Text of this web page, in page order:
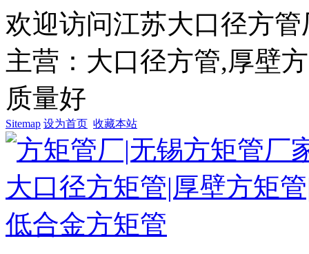
欢迎访问江苏大口径方
主营：大口径方管,厚壁
质量好
Sitemap 设为首页 收藏本站